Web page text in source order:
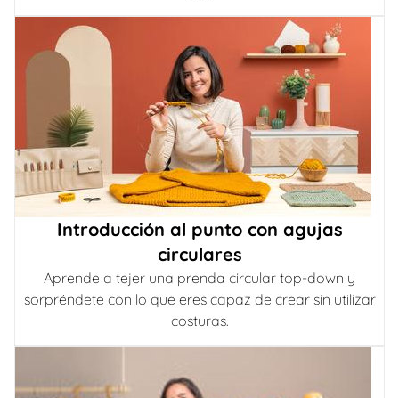
Introducción al punto con agujas
circulares
Aprende a tejer una prenda circular top-down y
sorpréndete con lo que eres capaz de crear sin utilizar
costuras.